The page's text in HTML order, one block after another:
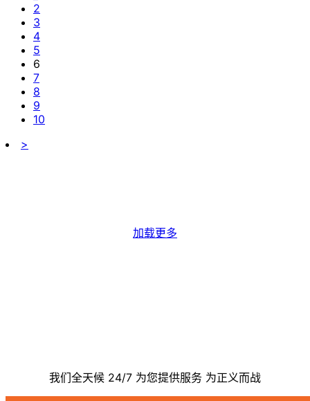
2
3
4
5
6
7
8
9
10
>
加载更多
我们全天候 24/7 为您提供服务 为正义而战